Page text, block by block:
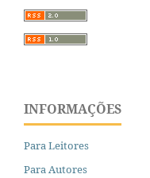
INFORMAÇÕES
Para Leitores
Para Autores